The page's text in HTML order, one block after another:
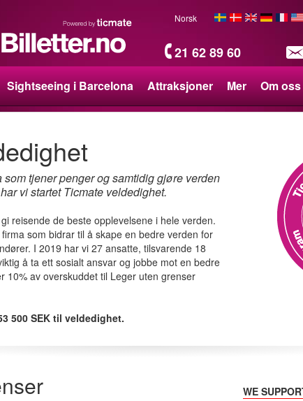
21 62 89 60
Norsk
Sightseeing i Barcelona Attraksjoner Mer Om oss
som tjener penger og samtidig gjøre verden
vi startet Ticmate veldedighet.
reisende de beste opplevelsene i hele verden.
som bidrar til å skape en bedre verden for
I 2019 har vi 27 ansatte, tilsvarende 18
å ta ett sosialt ansvar og jobbe mot en bedre
10% av overskuddet til Leger uten grenser
500 SEK til veldedighet.
WE